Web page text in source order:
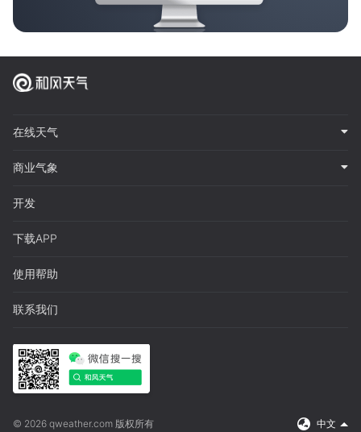
在线天气
商业气象
开发
下载APP
使用帮助
联系我们
© 2026 qweather.com 版权所有 中文